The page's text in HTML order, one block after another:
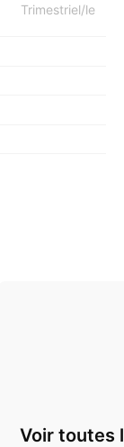
Trimestriel/le
Voir toutes